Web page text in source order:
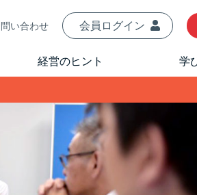
い合わせ 会員ログイン
経営のヒント 学